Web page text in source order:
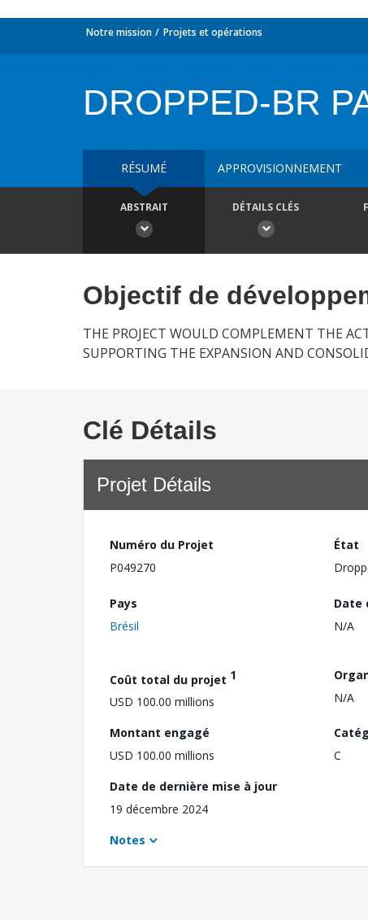
Notre mission Projets et opérations
DROPPED-BR
RÉSUMÉ APPROVISIONNEMENT
ABSTRAIT DÉTAILS CLÉS
Objectif de
THE PROJECT WOULD COMPLEMENT THE
SUPPORTING THE EXPANSION AND
Clé Détails
Projet Détails
Numéro du Projet
P049270
État
Pays
Brésil
Date
N/A
Coût total du projet 1
USD 100.00 millions
N/A
Montant engagé
USD 100.00 millions
C
Date de dernière mise à jour
19 décembre 2024
Notes